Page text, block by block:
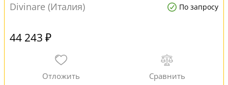
Divinare (Италия)
По запросу
44 243 ₽